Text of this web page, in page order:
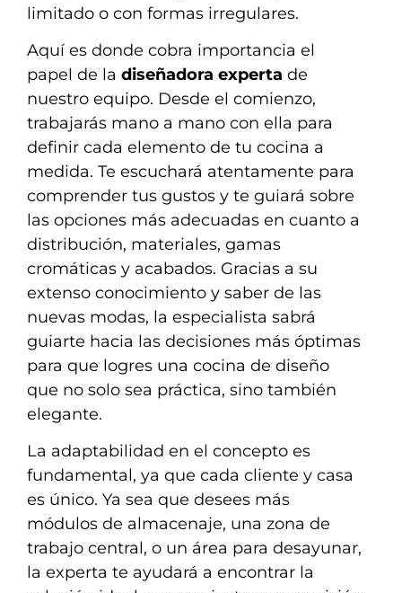
limitado o con formas irregulares.
Aquí es donde cobra importancia el
papel de la diseñadora experta de
nuestro equipo. Desde el comienzo,
trabajarás mano a mano con ella para
definir cada elemento de tu cocina a
medida. Te escuchará atentamente para
comprender tus gustos y te guiará sobre
las opciones más adecuadas en cuanto a
distribución, materiales, gamas
cromáticas y acabados. Gracias a su
extenso conocimiento y saber de las
nuevas modas, la especialista sabrá
guiarte hacia las decisiones más óptimas
para que logres una cocina de diseño
que no solo sea práctica, sino también
elegante.
La adaptabilidad en el concepto es
fundamental, ya que cada cliente y casa
es único. Ya sea que desees más
módulos de almacenaje, una zona de
trabajo central, o un área para desayunar,
la experta te ayudará a encontrar la